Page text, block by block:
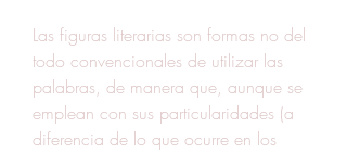
Las figuras literarias son formas no del
todo convencionales de utilizar las
palabras, de manera que, aunque se
emplean con sus particularidades (a
diferencia de lo que ocurre en los